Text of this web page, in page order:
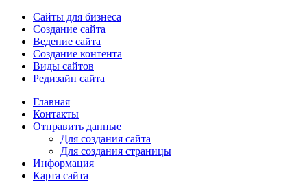
Сайты для бизнеса
Создание сайта
Ведение сайта
Создание контента
Виды сайтов
Редизайн сайта
Главная
Контакты
Отправить данные
Для создания сайта
Для создания страницы
Информация
Карта сайта